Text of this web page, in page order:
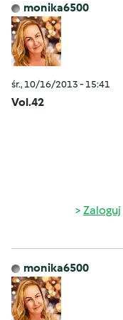
monika6500
śr., 10/16/2013 - 15:41
Vol.42
Zaloguj
monika6500